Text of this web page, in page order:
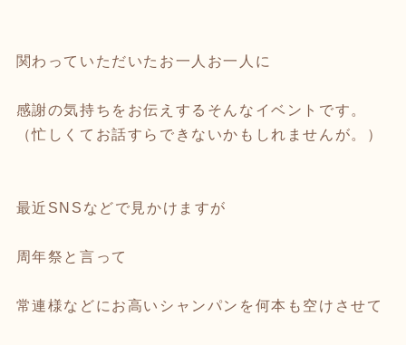
関わっていただいたお一人お一人に
感謝の気持ちをお伝えするそんなイベントです。
（忙しくてお話すらできないかもしれませんが。）
最近SNSなどで見かけますが
周年祭と言って
常連様などにお高いシャンパンを何本も空けさせて